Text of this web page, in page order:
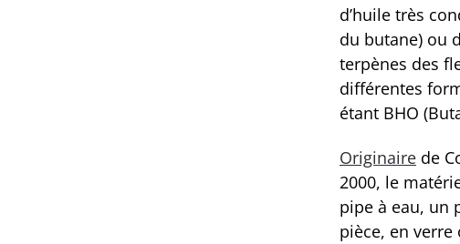
d’huile très
du butane) ou
terpènes des
différentes
étant BHO
Originairede
2000, le
pipe à eau, un
pièce, en